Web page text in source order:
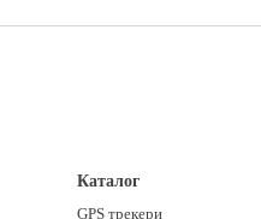
Каталог
GPS трекери